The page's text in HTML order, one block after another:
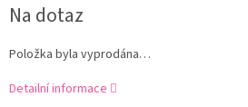
cena:
Na dotaz
Položka byla vyprodána…
Detailní informace